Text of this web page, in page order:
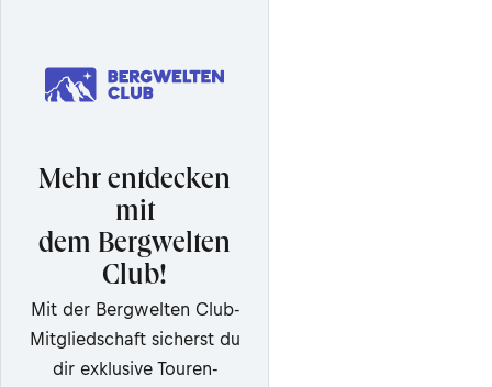
Mehr entdecken
mit
dem Bergwelten
Club!
Mit der Bergwelten Club-
Mitgliedschaft sicherst du
dir exklusive Touren-